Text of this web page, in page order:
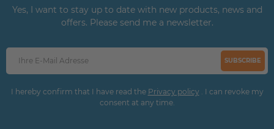
Yes, I want to stay up to date with new products, news and
offers. Please send me a newsletter.
SUBSCRIBE
I hereby confirm that I have read the Privacy policy . I can revoke my
consent at any time.